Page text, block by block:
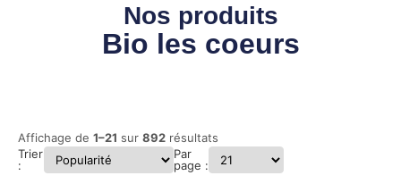
Nos produits
Bio les coeurs
Affichage de 1–21 sur 892 résultats
Trier
:
Par
page :